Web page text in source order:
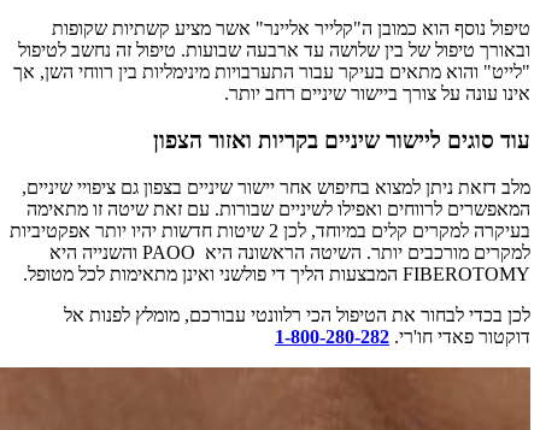
טיפול נוסף הוא כמובן ה"קלייר אליינר" אשר מציע קשתיות שקופות
ובאורך טיפול של בין שלושה עד ארבעה שבועות. טיפול זה נחשב לטיפול
"לייט" והוא מתאים בעיקר עבור התערבויות מינימליות בין רווחי השן, אך
אינו עונה על צורך ביישור שיניים רחב יותר.
עוד סוגים ליישור שיניים בקריות ואזור הצפון
מלב דזאת ניתן למצוא בחיפוש אחר יישור שיניים בצפון גם ציפויי שיניים,
המאפשרים לרווחים ואפילו לשיניים שבורות. עם זאת שיטה זו מתאימה
בעיקרה למקרים קלים במיוחד, לכן 2 שיטות חדשות יהיו יותר אפקטיביות
למקרים מורכבים יותר. השיטה הראשונה היא PAOO והשנייה היא
FIBEROTOMY המבצעות הליך די פולשני ואינן מתאימות לכל מטופל.
לכן בכדי לבחור את הטיפול הכי רלוונטי עבורכם, מומלץ לפנות אל
דוקטור פאדי חו'רי. 1-800-280-282